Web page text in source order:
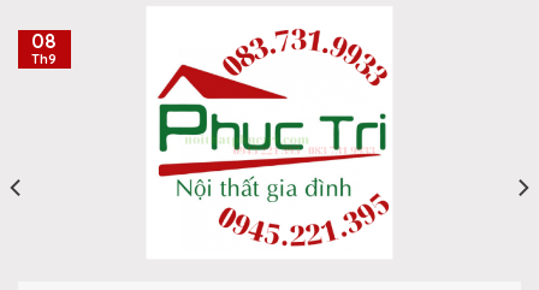
08
Th9